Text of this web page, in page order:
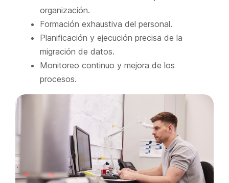
organización.
Formación exhaustiva del personal.
Planificación y ejecución precisa de la
migración de datos.
Monitoreo continuo y mejora de los
procesos.